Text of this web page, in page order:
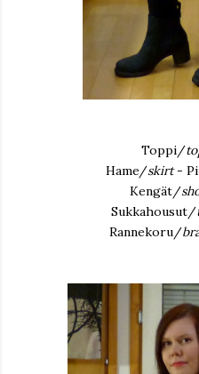
Toppi/
Hame/skirt-
Kengät/
Sukkahousut/
Rannekoru/